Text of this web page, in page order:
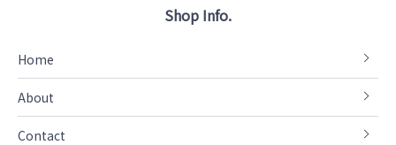
Shop Info.
Home
About
Contact